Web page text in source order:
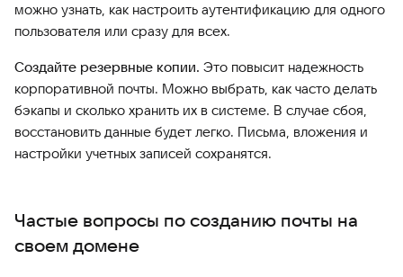
можно узнать, как настроить аутентификацию для одного
пользователя или сразу для всех.
Создайте резервные копии. Это повысит надежность
корпоративной почты. Можно выбрать, как часто делать
бэкапы и сколько хранить их в системе. В случае сбоя,
восстановить данные будет легко. Письма, вложения и
настройки учетных записей сохранятся.
Частые вопросы по созданию почты на
своем домене